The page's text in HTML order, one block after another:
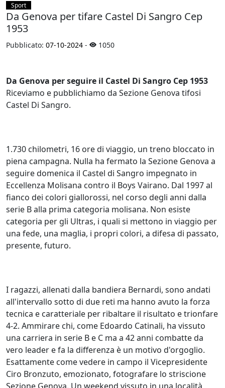
Sport
Da Genova per tifare Castel Di Sangro Cep
1953
Pubblicato: 07-10-2024 - 1050
Da Genova per seguire il Castel Di Sangro Cep 1953
Riceviamo e pubblichiamo da Sezione Genova tifosi
Castel Di Sangro.
1.730 chilometri, 16 ore di viaggio, un treno bloccato in
piena campagna. Nulla ha fermato la Sezione Genova a
seguire domenica il Castel di Sangro impegnato in
Eccellenza Molisana contro il Boys Vairano. Dal 1997 al
fianco dei colori giallorossi, nel corso degli anni dalla
serie B alla prima categoria molisana. Non esiste
categoria per gli Ultras, i quali si mettono in viaggio per
una fede, una maglia, i propri colori, a difesa di passato,
presente, futuro.
I ragazzi, allenati dalla bandiera Bernardi, sono andati
all'intervallo sotto di due reti ma hanno avuto la forza
tecnica e caratteriale per ribaltare il risultato e trionfare
4-2. Ammirare chi, come Edoardo Catinali, ha vissuto
una carriera in serie B e C ma a 42 anni combatte da
vero leader e fa la differenza è un motivo d'orgoglio.
Esattamente come vedere in campo il Vicepresidente
Ciro Bronzuto, emozionato, fotografare lo striscione
Sezione Genova. Un weekend vissuto in una località